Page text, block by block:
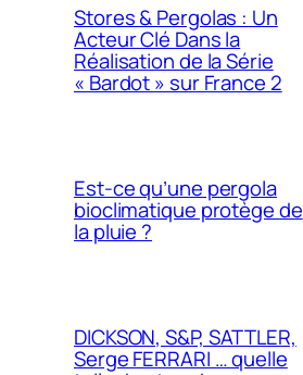
Stores & Pergolas : Un
Acteur Clé Dans la
Réalisation de la Série
« Bardot » sur France 2
Est-ce qu’une pergola
bioclimatique protège de
la pluie ?
DICKSON, S&P, SATTLER,
Serge FERRARI … quelle